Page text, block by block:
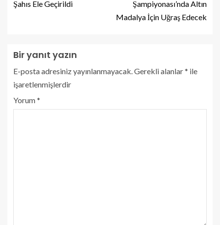
Şahıs Ele Geçirildi
Şampiyonası’nda Altın
Madalya İçin Uğraş Edecek
Bir yanıt yazın
E-posta adresiniz yayınlanmayacak.Gerekli alanlar* ile
işaretlenmişlerdir
Yorum*